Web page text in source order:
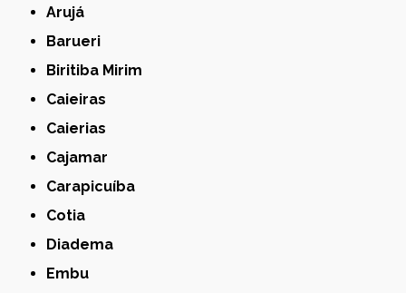
Arujá
Barueri
Biritiba Mirim
Caieiras
Caierias
Cajamar
Carapicuíba
Cotia
Diadema
Embu